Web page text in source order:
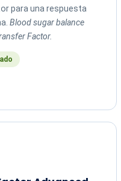
para una respuesta
Blood sugar balance
Factor.